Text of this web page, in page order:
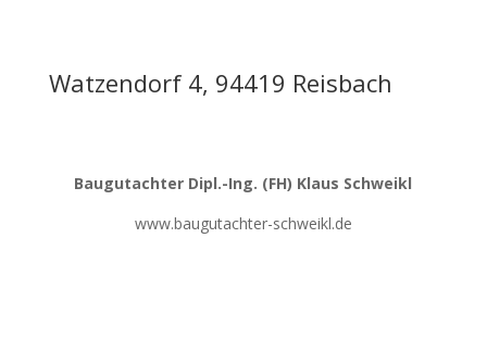
Watzendorf 4, 94419 Reisbach
Baugutachter Dipl.-Ing. (FH) Klaus Schweikl
www.baugutachter-schweikl.de